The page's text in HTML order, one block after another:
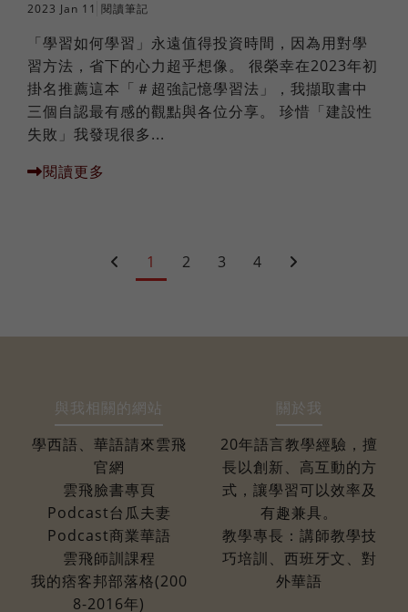
2023 Jan 11 閱讀筆記
「學習如何學習」永遠值得投資時間，因為用對學
習方法，省下的心力超乎想像。 很榮幸在2023年初
掛名推薦這本「＃超強記憶學習法」，我擷取書中
三個自認最有感的觀點與各位分享。 珍惜「建設性
失敗」我發現很多...
閱讀更多
1 2 3 4
與我相關的網站
學西語、華語請來雲飛
官網
雲飛臉書專頁
Podcast台瓜夫妻
Podcast商業華語
雲飛師訓課程
我的痞客邦部落格(200
8-2016年)
關於我
20年語言教學經驗，擅
長以創新、高互動的方
式，讓學習可以效率及
有趣兼具。
教學專長：講師教學技
巧培訓、西班牙文、對
外華語